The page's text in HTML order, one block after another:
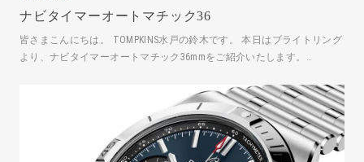
ナビタイマーオートマチック36
皆さまこんにちは。 TOMPKINS水戸の鈴木です。 本日はブライトリング
より、ナビタイマーオートマチック36mmをご紹介いたします。